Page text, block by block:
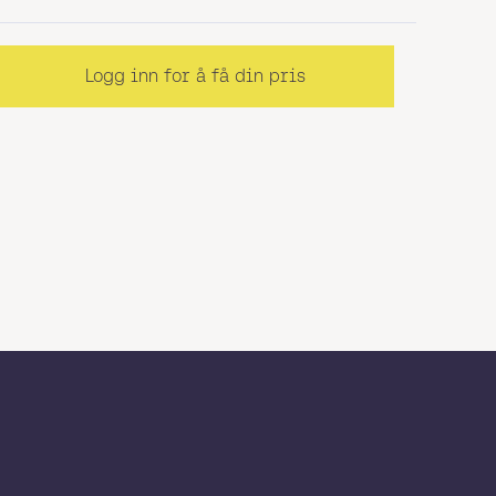
Logg inn for å få din pris